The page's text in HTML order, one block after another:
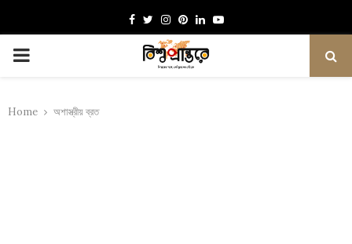
Facebook
TwitterInstagram
Pinterest
LinkedinYoutube
PRIMARY
Home অশাস্ত্রীয় ব্রত